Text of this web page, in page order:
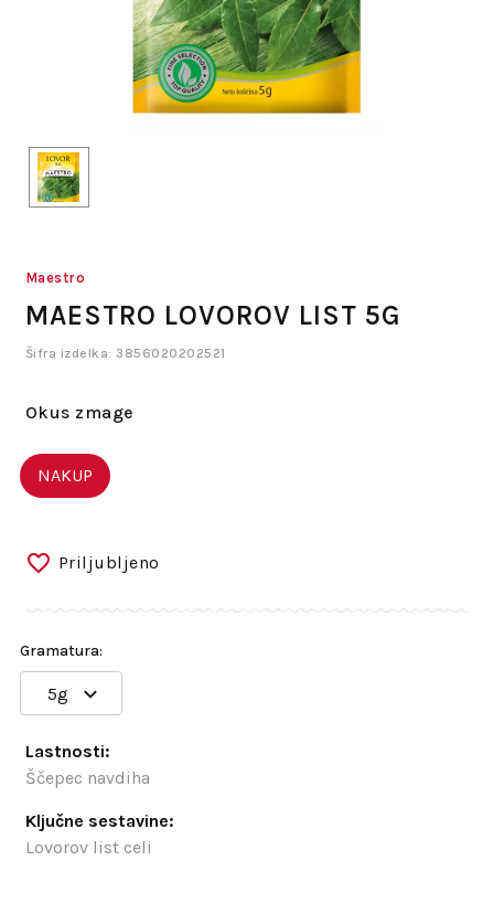
Maestro
MAESTRO LOVOROV LIST 5G
Šifra izdelka: 3856020202521
Okus zmage
NAKUP
Priljubljeno
Gramatura:
5g
Lastnosti:
Ščepec navdiha
Ključne sestavine:
Lovorov list celi